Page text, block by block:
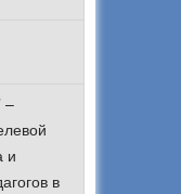
–
и
в